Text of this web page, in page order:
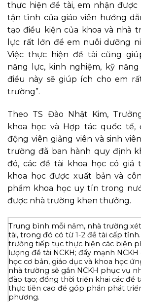
thực hiện đề tài, em nhận
tận tình của giáo viên hướng
tạo điều kiện của khoa và nhà
lực rất lớn để em nuôi dưỡng
Việc thực hiện đề tài cũng
năng lực, kinh nghiệm, kỹ
điều này sẽ giúp ích cho em
trường”.
Theo TS Đào Nhật Kim,
khoa học và Hợp tác quốc tế,
động viên giảng viên và sinh
trường đã ban hành quy định
đó, các đề tài khoa học có giá
khoa học được xuất bản và
phẩm khoa học uy tín trong
được nhà trường khen thưởng.
Trung bình mỗi năm, nhà trường
tài, trong đó có từ 1-2 đề tài cấp
trường tiếp tục thực hiện các biện
lượng đề tài NCKH; đẩy mạnh
học cơ bản, giáo dục và khoa học
nhà trường sẽ gắn NCKH phục vụ
đào tạo; đồng thời triển khai các đề
thực tiễn cao để góp phần phát
phương.